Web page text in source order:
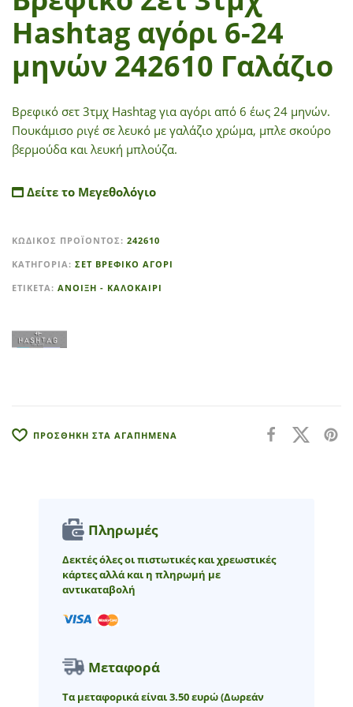
Hashtag αγόρι 6-24
μηνών 242610 Γαλάζιο
Βρεφικό σετ 3τμχ Hashtag για αγόρι από 6 έως 24 μηνών.
Πουκάμισο ριγέ σε λευκό με γαλάζιο χρώμα, μπλε σκούρο
βερμούδα και λευκή μπλούζα.
Δείτε το Μεγεθολόγιο
l
t
e
:
ΚΩΔΙΚΌΣ ΠΡΟΪΌΝΤΟΣ: 242610
ΚΑΤΗΓΟΡΊΑ: ΣΕΤ ΒΡΕΦΙΚΟ ΑΓΟΡΙ
ΕΤΙΚΈΤΑ: ΑΝΟΙΞΗ - ΚΑΛΟΚΑΙΡΙ
ΠΡΟΣΘΗΚΗ ΣΤΑ ΑΓΑΠΗΜΕΝΑ
Πληρωμές
Δεκτές όλες οι πιστωτικές και χρεωστικές
κάρτες αλλά και η πληρωμή με
αντικαταβολή
Μεταφορά
Τα μεταφορικά είναι 3.50 ευρώ(Δωρεάν